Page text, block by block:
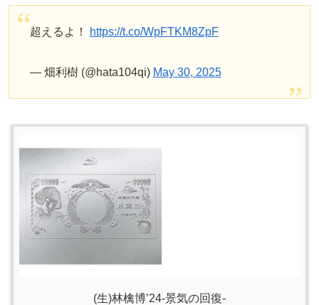
超えるよ！ https://t.co/WpFTKM8ZpF
— 畑利樹 (@hata104qi) May 30, 2025
(生)林檎博’24-景気の回復-